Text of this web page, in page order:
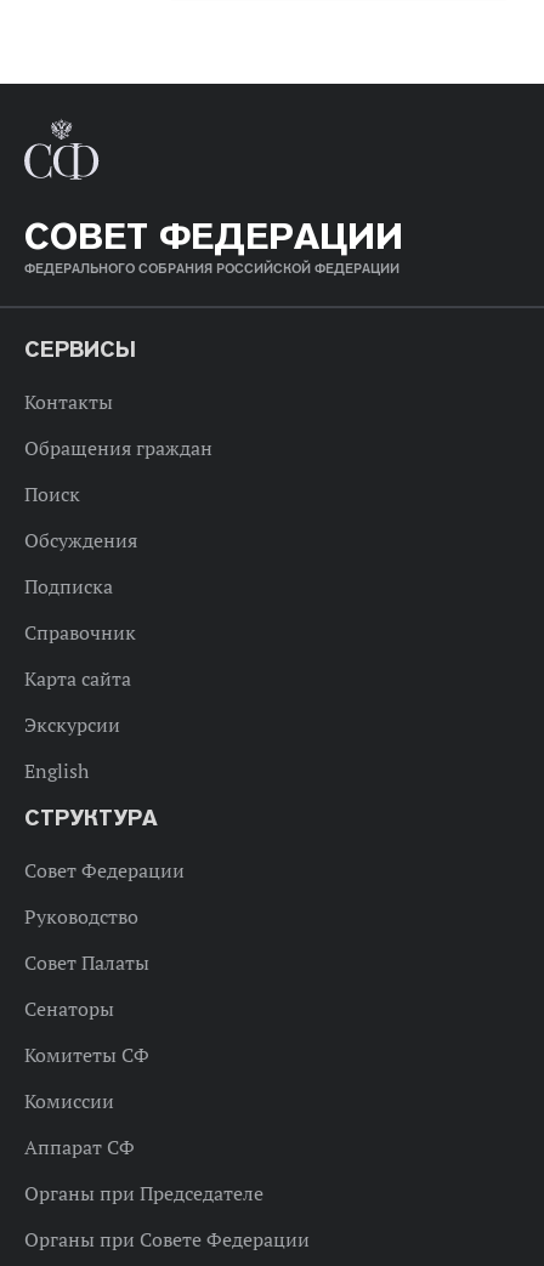
СОВЕТ ФЕДЕРАЦИИ
ФЕДЕРАЛЬНОГО СОБРАНИЯ РОССИЙСКОЙ ФЕДЕРАЦИИ
СЕРВИСЫ
Контакты
Обращения граждан
Поиск
Обсуждения
Подписка
Справочник
Карта сайта
Экскурсии
English
СТРУКТУРА
Совет Федерации
Руководство
Совет Палаты
Сенаторы
Комитеты СФ
Комиссии
Аппарат СФ
Органы при Председателе
Органы при Совете Федерации